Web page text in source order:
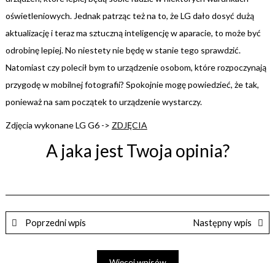
oświetleniowych. Jednak patrząc też na to, że LG dało dosyć dużą
aktualizację i teraz ma sztuczną inteligencję w aparacie, to może być
odrobinę lepiej. No niestety nie będę w stanie tego sprawdzić.
Natomiast czy polecił bym to urządzenie osobom, które rozpoczynają
przygodę w mobilnej fotografii? Spokojnie mogę powiedzieć, że tak,
ponieważ na sam początek to urządzenie wystarczy.
Zdjęcia wykonane LG G6 -> ZDJĘCIA
A jaka jest Twoja opinia?
Poprzedni wpis Następny wpis